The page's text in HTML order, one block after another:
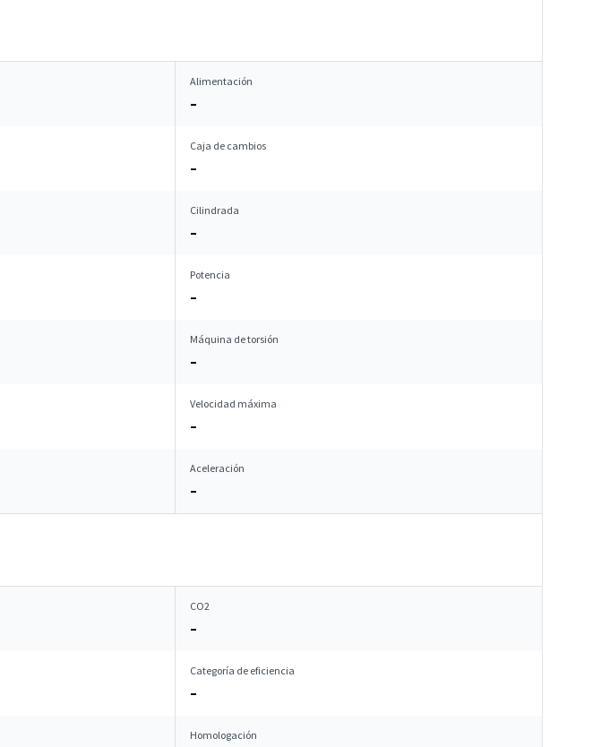
Alimentación
–
Caja de cambios
–
Cilindrada
–
Potencia
–
Máquina de torsión
–
Velocidad máxima
–
Aceleración
–
CO2
–
Categoría de eficiencia
–
Homologación